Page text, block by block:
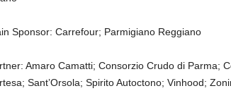
Sponsor: Carrefour; Parmigiano Reggiano
Amaro Camatti; Consorzio Crudo di Parma;
Sant’Orsola; Spirito Autoctono; Vinhood;